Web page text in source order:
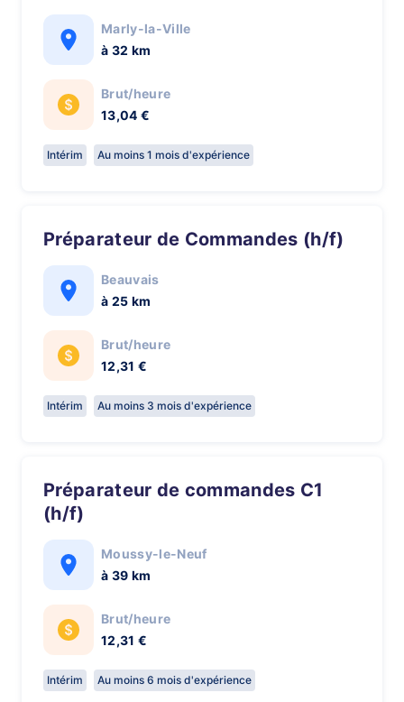
Marly-la-Ville
à 32 km
Brut/heure
13,04 €
Intérim Au moins 1 mois d'expérience
Préparateur de Commandes (h/f)
Beauvais
à 25 km
Brut/heure
12,31 €
Intérim Au moins 3 mois d'expérience
Préparateur de commandes C1
(h/f)
Moussy-le-Neuf
à 39 km
Brut/heure
12,31 €
Intérim Au moins 6 mois d'expérience